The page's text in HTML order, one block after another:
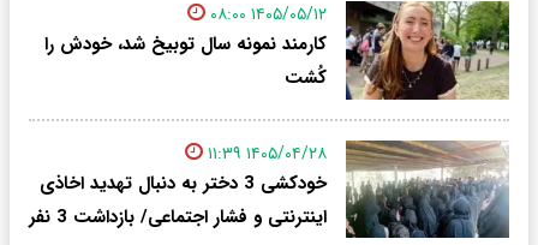
۱۴۰۵/۰۵/۱۲ ۰۸:۰۰
کارمند نمونه سال توبیخ شد، خودش را
کُشت
۱۴۰۵/۰۴/۲۸ ۱۱:۳۹
خودکشی 3 دختر به دنبال تهدید اخاذی
اینترنتی و فشار اجتماعی/ بازداشت 3 نفر